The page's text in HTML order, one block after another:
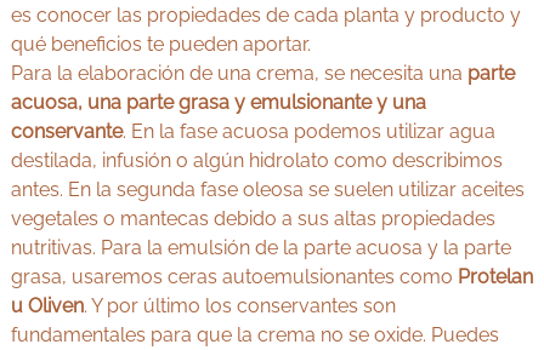
es conocer las propiedades de cada planta y producto y
qué beneficios te pueden aportar.
Para la elaboración de una crema, se necesita una parte
acuosa, una parte grasa y emulsionante y una
conservante. En la fase acuosa podemos utilizar agua
destilada, infusión o algún hidrolato como describimos
antes. En la segunda fase oleosa se suelen utilizar aceites
vegetales o mantecas debido a sus altas propiedades
nutritivas. Para la emulsión de la parte acuosa y la parte
grasa, usaremos ceras autoemulsionantes como Protelan
u Oliven. Y por último los conservantes son
fundamentales para que la crema no se oxide. Puedes